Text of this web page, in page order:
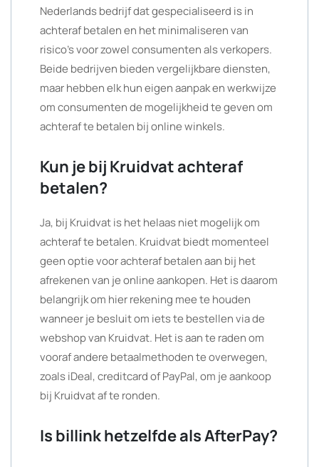
Nederlands bedrijf dat gespecialiseerd is in
achteraf betalen en het minimaliseren van
risico’s voor zowel consumenten als verkopers.
Beide bedrijven bieden vergelijkbare diensten,
maar hebben elk hun eigen aanpak en werkwijze
om consumenten de mogelijkheid te geven om
achteraf te betalen bij online winkels.
Kun je bij Kruidvat achteraf
betalen?
Ja, bij Kruidvat is het helaas niet mogelijk om
achteraf te betalen. Kruidvat biedt momenteel
geen optie voor achteraf betalen aan bij het
afrekenen van je online aankopen. Het is daarom
belangrijk om hier rekening mee te houden
wanneer je besluit om iets te bestellen via de
webshop van Kruidvat. Het is aan te raden om
vooraf andere betaalmethoden te overwegen,
zoals iDeal, creditcard of PayPal, om je aankoop
bij Kruidvat af te ronden.
Is billink hetzelfde als AfterPay?